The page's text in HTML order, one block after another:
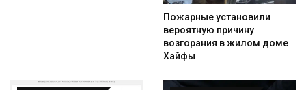
Пожарные установили
вероятную причину
возгорания в жилом доме
Хайфы